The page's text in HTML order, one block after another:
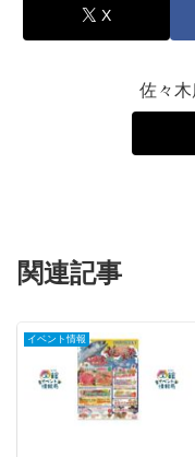
X
佐々
関連記事
イベント情報